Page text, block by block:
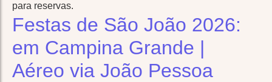
Festas de São João 2026:
em Campina Grande |
Aéreo via João Pessoa